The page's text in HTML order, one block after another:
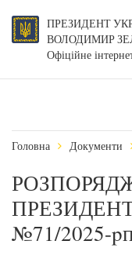
ПРЕЗИДЕНТ
ВОЛОДИМИР
Офіційне
Головна Документи
№71/2025-